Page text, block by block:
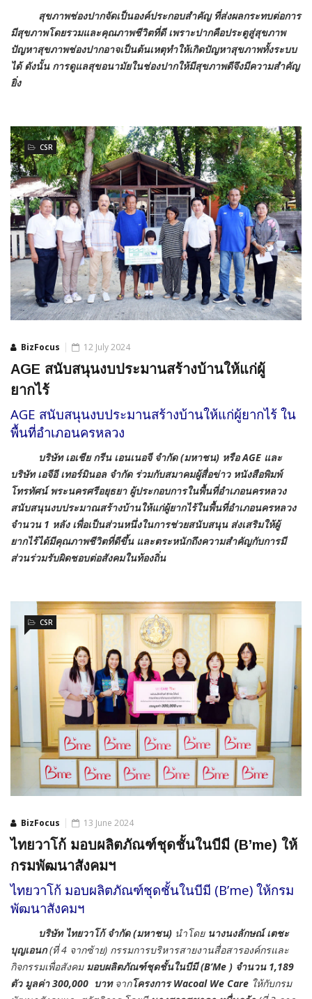
สุขภาพช่องปากจัดเป็นองค์ประกอบสำคัญ ที่ส่งผลกระทบต่อการ
มีสุขภาพโดยรวมและคุณภาพชีวิตที่ดี เพราะปากคือประตูสู่สุขภาพ
ปัญหาสุขภาพช่องปากอาจเป็นต้นเหตุทำให้เกิดปัญหาสุขภาพทั้งระบบ
ได้ ดังนั้น การดูแลสุขอนามัยในช่องปากให้มีสุขภาพดีจึงมีความสำคัญ
ยิ่ง
BizFocus
CSR
12 July 2024
AGE สนับสนุนงบประมานสร้างบ้านให้แก่ผู้
ยากไร้
AGE สนับสนุนงบประมานสร้างบ้านให้แก่ผู้ยากไร้ ใน
พื้นที่อำเภอนครหลวง
บริษัท เอเชีย กรีน เอนเนอจี จำกัด (มหาชน) หรือ AGE และ
บริษัท เอจีอี เทอร์มินอล จำกัด ร่วมกับสมาคมผู้สื่อข่าว หนังสือพิมพ์
โทรทัศน์ พระนครศรีอยุธยา ผู้ประกอบการในพื้นที่อำเภอนครหลวง
สนับสนุนงบประมาณสร้างบ้านให้แก่ผู้ยากไร้ในพื้นที่อำเภอนครหลวง
จำนวน 1 หลัง เพื่อเป็นส่วนหนึ่งในการช่วยสนับสนุน ส่งเสริมให้ผู้
ยากไร้ได้มีคุณภาพชีวิตที่ดีขึ้น และตระหนักถึงความสำคัญกับการมี
ส่วนร่วมรับผิดชอบต่อสังคมในท้องถิ่น
BizFocus
CSR
13 June 2024
ไทยวาโก้ มอบผลิตภัณฑ์ชุดชั้นในบีมี (B’me) ให้
กรมพัฒนาสังคมฯ
ไทยวาโก้ มอบผลิตภัณฑ์ชุดชั้นในบีมี (B’me) ให้กรม
พัฒนาสังคมฯ
บริษัท ไทยวาโก้ จำกัด (มหาชน) นำโดย นางนงลักษณ์ เตชะ
บุญเอนก(ที่ 4 จากซ้าย) กรรมการบริหารสายงานสื่อสารองค์กรและ
กิจกรรมเพื่อสังคม มอบผลิตภัณฑ์ชุดชั้นในบีมี (B’Me ) จำนวน 1,189
ตัว มูลค่า 300,000 บาทจากโครงการ Wacoal We Care ให้กับกรม